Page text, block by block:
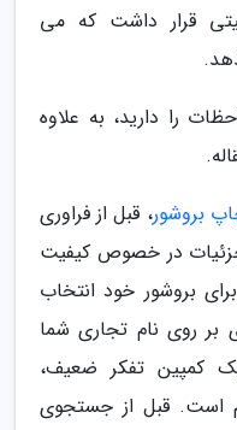
قرار داشت که می
را دارید، به علاوه
بروشور، قبل از فراوری
در خصوص کیفیت
بروشور خود انتخاب
بر روی نام تجاری شما
یک کمپین تفکر ضعیف،
است. قبل از جستجوی